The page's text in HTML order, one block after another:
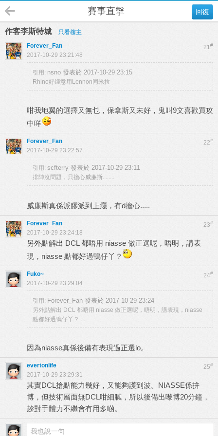
回復
賽事直擊
作客李斯特城 只看樓主
21#
Forever_Fan
2017-10-29 23:21:48
引用: nsno 發表於 2017-10-29 23:15
Rhino好鍾意用Lennon同米拉
咁我地翼的選擇又無乜，保拿斯又未好，鬼叫9文喜歡買攻
中咩
22#
Forever_Fan
2017-10-29 23:22:57
引用: scfterry 發表於 2017-10-29 23:11
排陣沒問題，只擔心威廉斯........
威廉斯真係派膠派到上癮，有d擔心.....
23#
Forever_Fan
2017-10-29 23:24:18
另外點解出 DCL 都唔用 niasse 做正選呢，唔明，講表
現，niasse 點都好過鴨仔丫？
24#
Fuko~
2017-10-29 23:29:04
引用: Forever_Fan 發表於 2017-10-29 23:24
另外點解出 DCL 都唔用 niasse 做正選呢，唔明，講表現，niasse
點都好過鴨仔丫？ ...
因為niasse真係後備有表現過正選lo。
25#
evertonlife
2017-10-29 23:29:31
其實DCL搶點能力幾好，又能夠護到波。NIASSE係拚
博，但技術層面無DCL咁細膩，所以後備出嚟博20分鐘，
趁對手體力不繼會有用多啲。